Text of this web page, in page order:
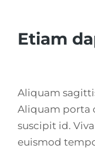
Etiam
Aliquam
Aliquam porta
suscipit id.
euismod